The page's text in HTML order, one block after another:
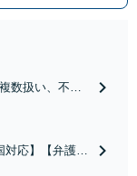
数扱い、不貞
対応】【弁護士